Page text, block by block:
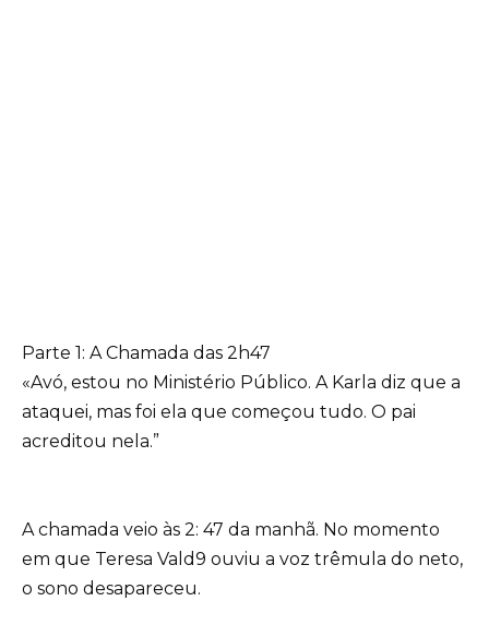
Parte 1: A Chamada das 2h47
«Avó, estou no Ministério Público. A Karla diz que a
ataquei, mas foi ela que começou tudo. O pai
acreditou nela.”
A chamada veio às 2: 47 da manhã. No momento
em que Teresa Vald9 ouviu a voz trêmula do neto,
o sono desapareceu.